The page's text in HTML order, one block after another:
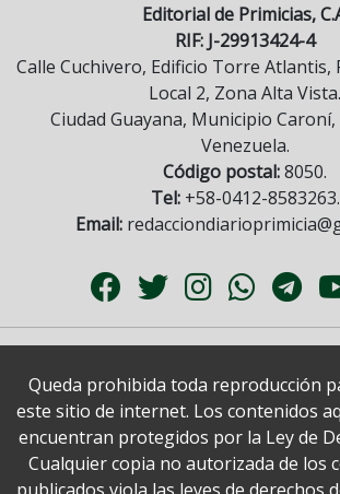
Editorial de Primicias,
RIF: J-29913424-4
Calle Cuchivero, Edificio Torre Atlantis,
Local 2, Zona Alta Vista.
Ciudad Guayana, Municipio Caroní,
Venezuela.
Código postal:8050.
Tel:+58-0412-8583263.
Email:
Queda prohibida toda reproducción
este sitio de internet. Los contenidos
encuentran protegidos por la Ley de
Cualquier copia no autorizada de los